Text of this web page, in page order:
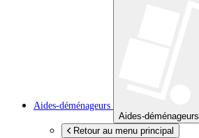
Aides-déménageurs
Aides-déménageurs
Retour au menu principal